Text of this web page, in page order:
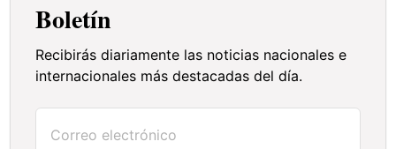
Boletín
Recibirás diariamente las noticias nacionales e
internacionales más destacadas del día.